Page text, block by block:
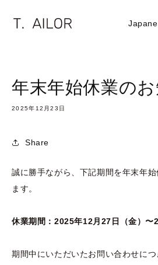
進む
言
年末年始休業の
2025年12月23日
Share
誠に勝手ながら、下記期間を年末年
ます。
休業期間：2025年12月27日（金）〜
期間中にいただいたお問い合わせに